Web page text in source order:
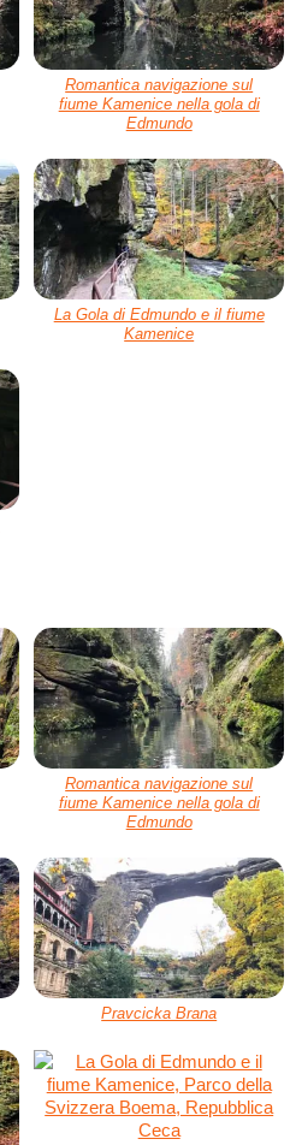
Romantica navigazione sul
fiume Kamenice nella gola di
Edmundo
La Gola di Edmundo e il fiume
Kamenice
Romantica navigazione sul
fiume Kamenice nella gola di
Edmundo
Pravcicka Brana